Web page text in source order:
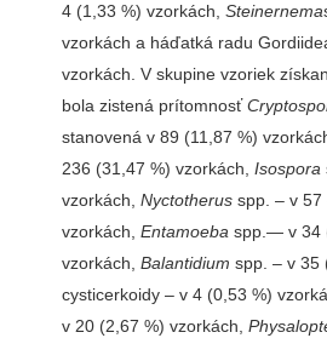
4 (1,33 %) vzorkách, Steinernema
vzorkách a háďatká radu
vzorkách. V skupine vzoriek
bola zistená prítomnosť
stanovená v 89 (11,87 %)
236 (31,47 %) vzorkách, Isospora
vzorkách, Nyctotherusspp. – v 57
vzorkách, Entamoebaspp.— v 34
vzorkách, Balantidium spp. – v 35
cysticerkoidy – v 4 (0,53 %)
v 20 (2,67 %) vzorkách,